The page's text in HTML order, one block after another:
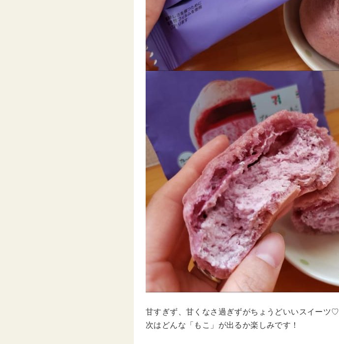
甘すぎず、甘くなさ過ぎずがちょうどいいスイーツ♡
次はどんな「もこ」が出るか楽しみです！